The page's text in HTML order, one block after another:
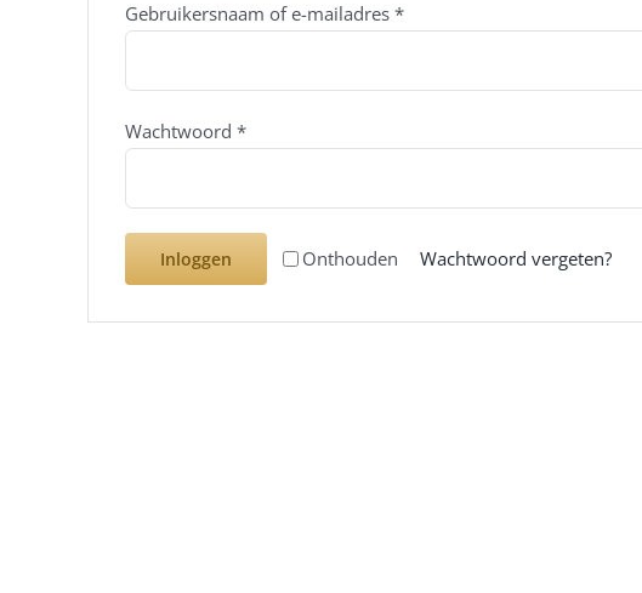
Gebruikersnaam of e-mailadres *
Wachtwoord *
Onthouden
Inloggen Wachtwoord vergeten?